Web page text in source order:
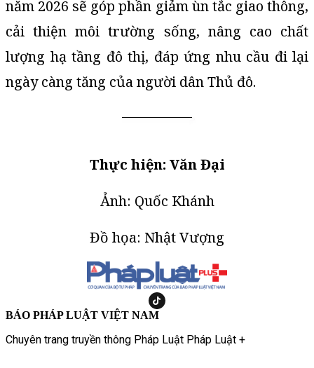
năm 2026 sẽ góp phần giảm ùn tắc giao thông,
cải thiện môi trường sống, nâng cao chất
lượng hạ tầng đô thị, đáp ứng nhu cầu đi lại
ngày càng tăng của người dân Thủ đô.
Thực hiện: Văn Đại
Ảnh: Quốc Khánh
Đồ họa: Nhật Vượng
BÁO PHÁP LUẬT VIỆT NAM
Chuyên trang truyền thông Pháp Luật Pháp Luật +